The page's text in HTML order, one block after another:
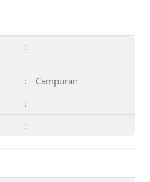
: -
:
Campuran
:
-
: -